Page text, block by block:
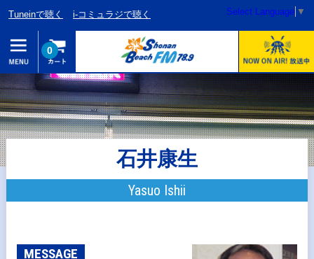
Tuneinで聴く i-コミュラジで聴く Select Language ▼
0
石井康生
Yasuo Ishii
MESSAGE